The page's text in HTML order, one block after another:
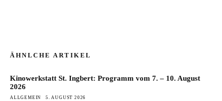
ÄHNLCHE ARTIKEL
Kinowerkstatt St. Ingbert: Programm vom 7. – 10. August
2026
ALLGEMEIN 5. AUGUST 2026